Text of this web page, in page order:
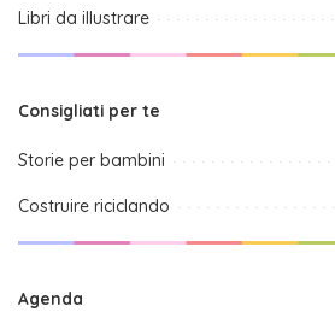
Libri da illustrare
Consigliati per te
Storie per bambini
Costruire riciclando
Agenda